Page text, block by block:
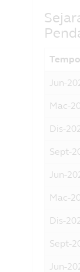
Jun-
Mac-
Dis-
Sept-
Jun-
Mac-
Dis-
Sept-
Jun-